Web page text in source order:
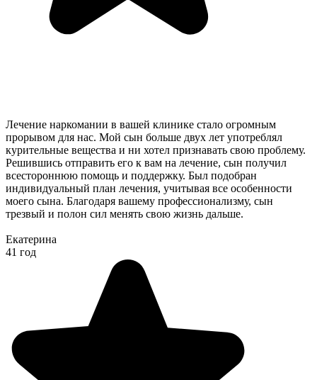
Лечение наркомании в вашей клинике стало огромным
прорывом для нас. Мой сын больше двух лет употреблял
курительные вещества и ни хотел признавать свою проблему.
Решившись отправить его к вам на лечение, сын получил
всестороннюю помощь и поддержку. Был подобран
индивидуальный план лечения, учитывая все особенности
моего сына. Благодаря вашему профессионализму, сын
трезвый и полон сил менять свою жизнь дальше.
Екатерина
41 год